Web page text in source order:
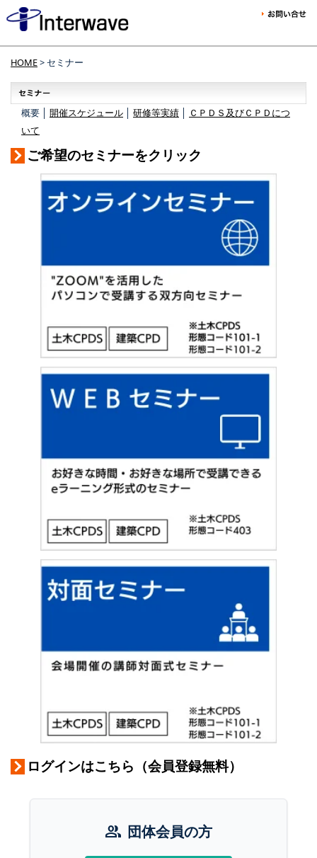
HOME> セミナー
概要 │ 開催スケジュール 研修等実績
ＣＰＤＳ及びＣＰＤにつ
いて
ご希望のセミナーをクリック
ログインはこちら（会員登録無料）
group 団体会員の方